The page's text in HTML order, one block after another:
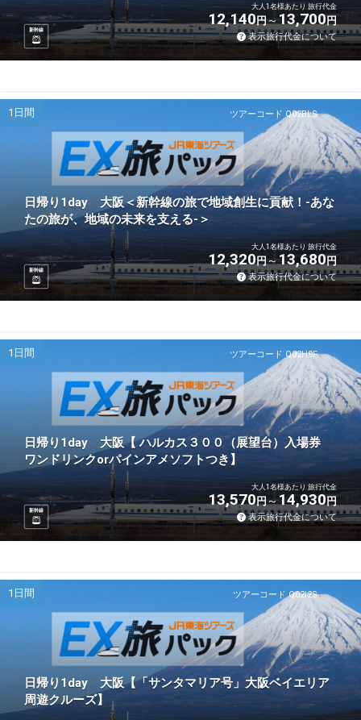
新幹線
大人1名様あたり 旅行代金
12,140円 13,700円
表示旅行代金について
ツアーコード Q02BLS
1日間
日帰り1day 大阪＜新幹線の旅で地域創生に貢献！-あな
たの旅が、地域の未来を支える-＞
新幹線
大人1名様あたり 旅行代金
12,320円 13,680円
表示旅行代金について
ツアーコード Q02H9F
1日間
日帰り1day 大阪【 ハルカス３００（展望台）入場券
ワンドリンクorパインアメソフトつき】
新幹線
大人1名様あたり 旅行代金
13,570円 14,930円
表示旅行代金について
ツアーコード Q02I2S
1日間
日帰り1day 大阪【「サンタマリア号」大阪ベイエリア
周遊クルーズ】